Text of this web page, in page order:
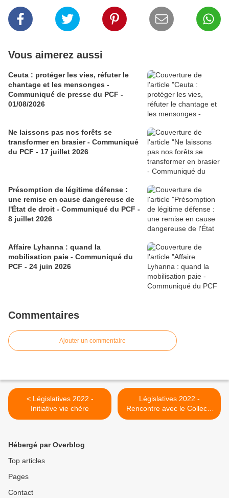
Vous aimerez aussi
Ceuta : protéger les vies, réfuter le
chantage et les mensonges -
Communiqué de presse du PCF -
01/08/2026
Ne laissons pas nos forêts se
transformer en brasier - Communiqué
du PCF - 17 juillet 2026
Présomption de légitime défense :
une remise en cause dangereuse de
l'État de droit - Communiqué du PCF -
8 juillet 2026
Affaire Lyhanna : quand la
mobilisation paie - Communiqué du
PCF - 24 juin 2026
Commentaires
Ajouter un commentaire
< Législatives 2022 -
Initiative vie chère
Législatives 2022 -
Rencontre avec le Collectif
Santé en Danger >
Hébergé par Overblog
Top articles
Pages
Contact